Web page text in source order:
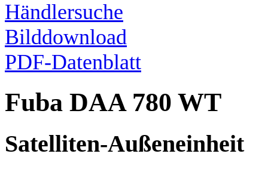
Händlersuche
Bilddownload
PDF-Datenblatt
Fuba DAA 780 WT
Satelliten-Außeneinheit